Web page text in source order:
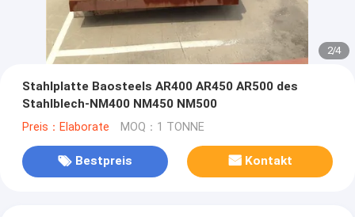
2/4
Stahlplatte Baosteels AR400 AR450 AR500 des
Stahlblech-NM400 NM450 NM500
Preis：Elaborate MOQ：1 TONNE
Bestpreis Kontakt